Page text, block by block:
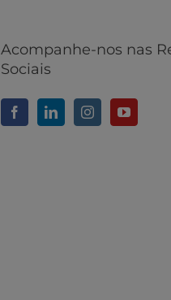
Acompanhe-nos nas
Sociais